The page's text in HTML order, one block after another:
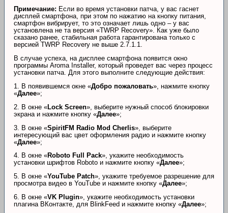
Примечание: Если во время установки патча, у вас гаснет
дисплей смартфона, при этом по нажатию на кнопку питания,
смартфон вибрирует, то это означает лишь одно – у вас
установлена не та версия «TWRP Recovery». Как уже было
сказано ранее, стабильная работа гарантирована только с
версией TWRP Recovery не выше 2.7.1.1.
В случае успеха, на дисплее смартфона появится окно
программы Aroma Installer, который проведет вас через процесс
установки патча. Для этого выполните следующие действия:
1. В появившемся окне «Добро пожаловать», нажмите кнопку
«Далее»;
2. В окне «Lock Screen», выберите нужный способ блокировки
экрана и нажмите кнопку «Далее»;
3. В окне «SpiritFM Radio Mod Cherlis», выберите
интересующий вас цвет оформления радио и нажмите кнопку
«Далее»;
4. В окне «Roboto Full Pack», укажите необходимость
установки шрифтов Roboto и нажмите кнопку «Далее»;
5. В окне «YouTube Patch», укажите требуемое разрешение для
просмотра видео в YouTube и нажмите кнопку «Далее»;
6. В окне «VK Plugin», укажите необходимость установки
плагина ВКонтакте, для BlinkFeed и нажмите кнопку «Далее»;